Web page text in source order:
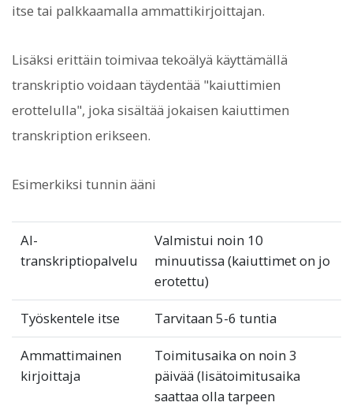
itse tai palkkaamalla ammattikirjoittajan.
Lisäksi erittäin toimivaa tekoälyä käyttämällä
transkriptio voidaan täydentää "kaiuttimien
erottelulla", joka sisältää jokaisen kaiuttimen
transkription erikseen.
Esimerkiksi tunnin ääni
AI-
transkriptiopalvelu
Valmistui noin 10
minuutissa (kaiuttimet on jo
erotettu)
Työskentele itse Tarvitaan 5-6 tuntia
Ammattimainen
kirjoittaja
Toimitusaika on noin 3
päivää (lisätoimitusaika
saattaa olla tarpeen